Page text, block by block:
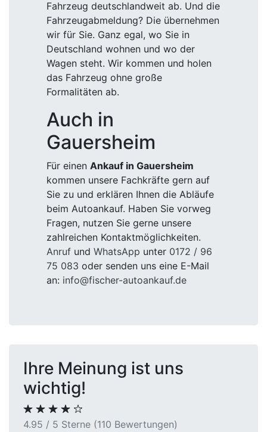
Fahrzeug deutschlandweit ab. Und die
Fahrzeugabmeldung? Die übernehmen
wir für Sie. Ganz egal, wo Sie in
Deutschland wohnen und wo der
Wagen steht. Wir kommen und holen
das Fahrzeug ohne große
Formalitäten ab.
Auch in
Gauersheim
Für einen Ankauf in Gauersheim
kommen unsere Fachkräfte gern auf
Sie zu und erklären Ihnen die Abläufe
beim Autoankauf. Haben Sie vorweg
Fragen, nutzen Sie gerne unsere
zahlreichen Kontaktmöglichkeiten.
Anruf und WhatsApp unter 0172 / 96
75 083 oder senden uns eine E-Mail
an: info@fischer-autoankauf.de
Ihre Meinung ist uns
wichtig!
4.95 / 5 Sterne (110 Bewertungen)